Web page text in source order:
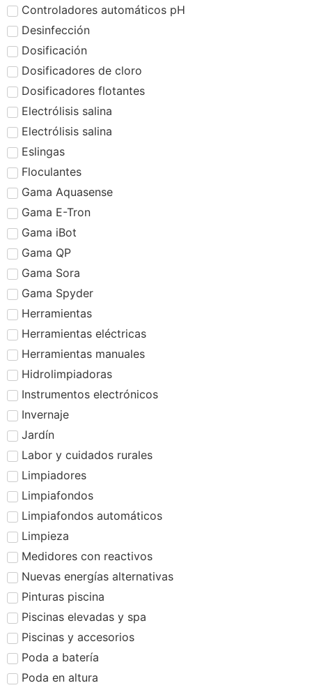
Controladores automáticos pH
Desinfección
Dosificación
Dosificadores de cloro
Dosificadores flotantes
Electrólisis salina
Electrólisis salina
Eslingas
Floculantes
Gama Aquasense
Gama E-Tron
Gama iBot
Gama QP
Gama Sora
Gama Spyder
Herramientas
Herramientas eléctricas
Herramientas manuales
Hidrolimpiadoras
Instrumentos electrónicos
Invernaje
Jardín
Labor y cuidados rurales
Limpiadores
Limpiafondos
Limpiafondos automáticos
Limpieza
Medidores con reactivos
Nuevas energías alternativas
Pinturas piscina
Piscinas elevadas y spa
Piscinas y accesorios
Poda a batería
Poda en altura